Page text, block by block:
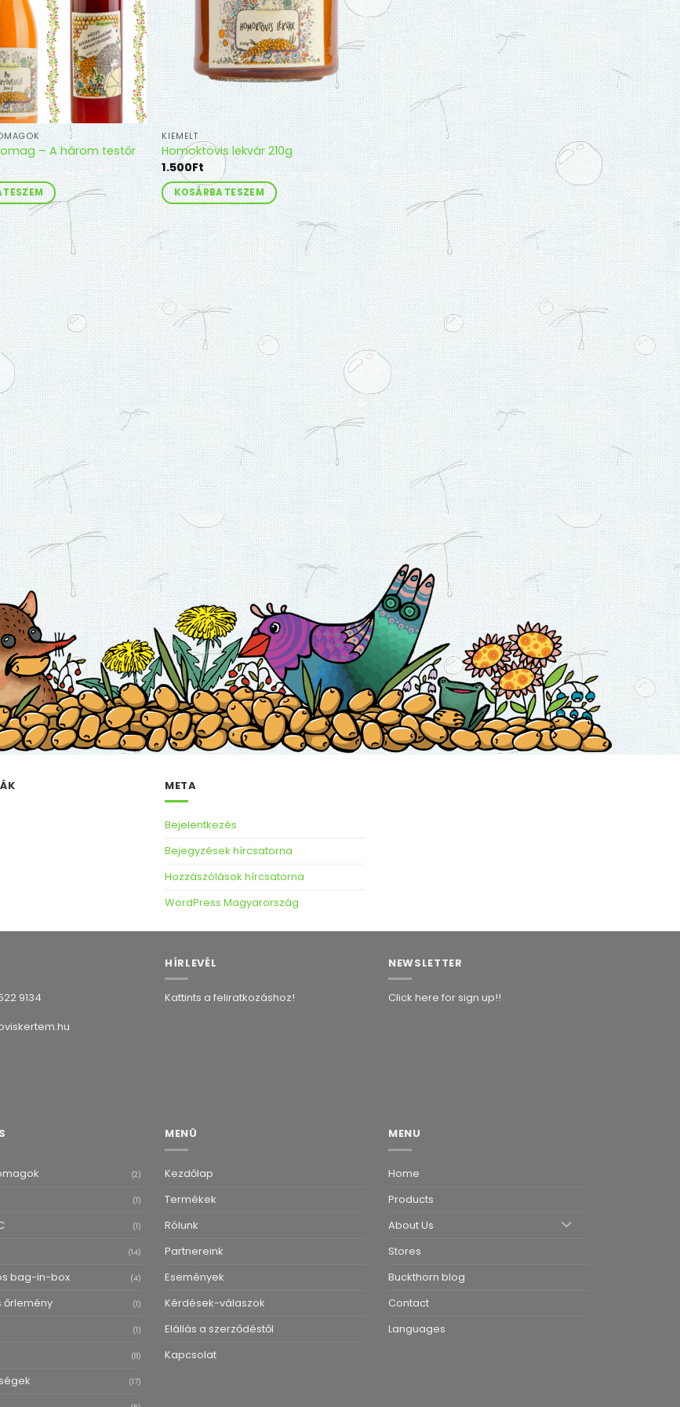
– A három testőr
TESZEM
KIEMELT
Homoktövis lekvár 210g
1.500Ft
KOSÁRBA TESZEM
META
Bejelentkezés
Bejegyzések hírcsatorna
Hozzászólások hírcsatorna
WordPress Magyarország
9134
HÍRLEVÉL
Kattints a feliratkozáshoz!
NEWSLETTER
Click here for sign up!!
(2)
(1)
(1)
(14)
bag-in-box (4)
őrlemény (1)
(1)
(8)
(17)
MENÜ
Kezdőlap
Termékek
Rólunk
Partnereink
Események
Kérdések-válaszok
Elállás a szerződéstől
Kapcsolat
MENU
Home
Products
About Us
Stores
Buckthorn blog
Contact
Languages